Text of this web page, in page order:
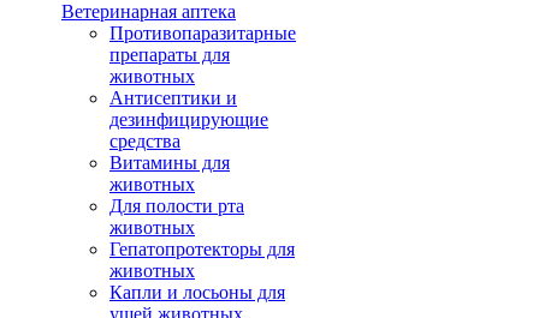
Ветеринарная аптека
Противопаразитарные
препараты для
животных
Антисептики и
дезинфицирующие
средства
Витамины для
животных
Для полости рта
животных
Гепатопротекторы для
животных
Капли и лосьоны для
ушей животных